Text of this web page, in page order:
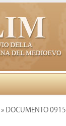
» DOCUMENTO 0915